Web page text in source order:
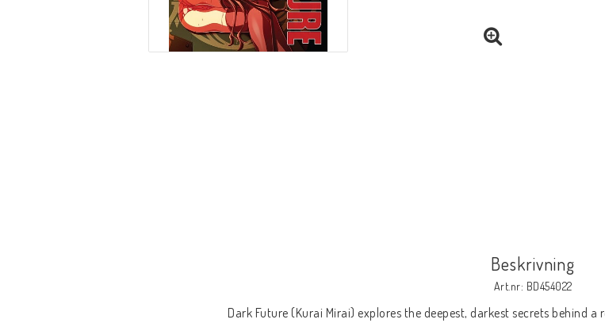
Beskrivning
Art.nr: BD454022
Dark Future (Kurai Mirai) explores the deepest, darkest secrets behind